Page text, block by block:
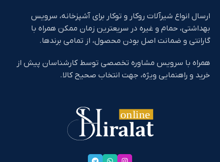
ارسال انواع شیرآلات روکار و توکار برای آشپزخانه، سرویس
بهداشتی، حمام و غیره در سریعترین زمان ممکن همراه با
گارانتی و ضمانت اصل بودن محصول، از تمامی برندها.
همراه با سرویس مشاوره تخصصی توسط کارشناسان پیش از
خرید و راهنمایی ویژه، جهت انتخاب صحیح کالا.